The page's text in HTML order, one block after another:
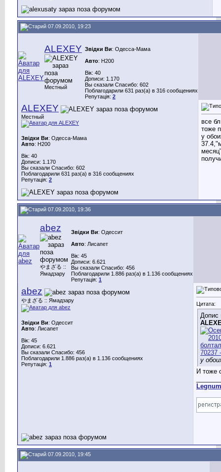
07.09.2010, 19:23
ALEXEY
Местный
Звідки Ви: Одесса-Мама
Авто: H200
Вік: 40
Дописи: 1.170
Вы сказали Спасибо: 602
Поблагодарили 631 раз(а) в 316 сообщениях
Репутація: 2
ALEXEY
Местный
Звідки Ви: Одесса-Мама
Авто: H200
Вік: 40
Дописи: 1.170
Вы сказали Спасибо: 602
Поблагодарили 631 раз(а) в 316 сообщениях
Репутація: 2
все
тоже
у
07.09.2010, 19:36
abez
やまざる ::
Ямадзару
Звідки Ви: Одессит
Авто: Лисапет
Вік: 45
Дописи: 6.621
Вы сказали Спасибо: 456
Поблагодарили 1.886 раз(а) в 1.136 сообщениях
Репутація: 1
abez
やまざる :: Ямадзару
Звідки Ви: Одессит
Авто: Лисапет
Вік: 45
Дописи: 6.621
Вы сказали Спасибо: 456
Поблагодарили 1.886 раз(а) в 1.136 сообщениях
Репутація: 1
Цитата:
Допис
у
И тоже
Legnum
07.09.2010, 19:45